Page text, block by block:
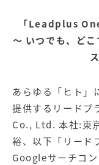
マーケティングサー
【店舗型ビジネス向
【IT企業向け】マー
グ
サービス
広告プロモーショ
「Leadplus
～ いつでも、ど
あらゆる「ヒト」
提供するリードプ
Co., Ltd. 本社:東
裕、以下「リード
Googleサーチコ